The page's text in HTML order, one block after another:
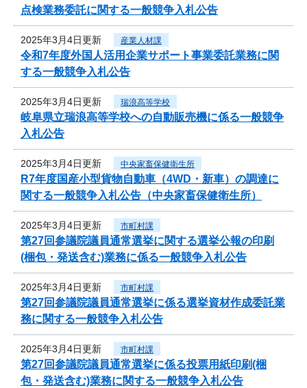
点検業務委託に関する一般競争入札公告
2025年3月4日更新 産業人材課
令和7年度外国人活用企業サポート事業委託業務に関
する一般競争入札公告
2025年3月4日更新 瑞浪高等学校
岐阜県立瑞浪高等学校への自動販売機に係る一般競争
入札公告
2025年3月4日更新 中央家畜保健衛生所
R7年度国産小型貨物自動車（4WD・新車）の調達に
関する一般競争入札公告（中央家畜保健衛生所）
2025年3月4日更新 市町村課
第27回参議院議員通常選挙に関する選挙公報の印刷
(梱包・発送含む)業務に係る一般競争入札公告
2025年3月4日更新 市町村課
第27回参議院議員通常選挙に係る選挙資材作成委託業
務に関する一般競争入札公告
2025年3月4日更新 市町村課
第27回参議院議員通常選挙に係る投票用紙印刷(梱
包・発送含む)業務に関する一般競争入札公告